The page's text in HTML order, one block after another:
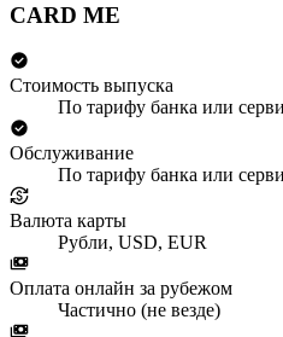
CARD ME
Стоимость выпуска
По тарифу банка или
Обслуживание
По тарифу банка или
Валюта карты
Рубли, USD, EUR
Оплата онлайн за рубежом
Частично (не везде)